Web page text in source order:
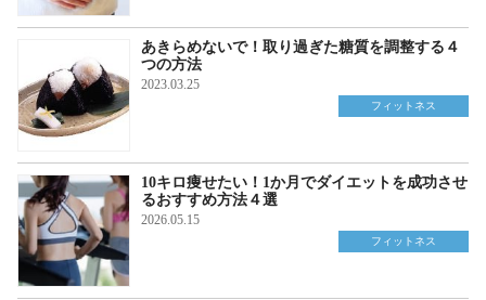
あきらめないで！取り過ぎた糖質を調整する４
つの方法
2023.03.25
フィットネス
10キロ痩せたい！1か月でダイエットを成功させ
るおすすめ方法４選
2026.05.15
フィットネス